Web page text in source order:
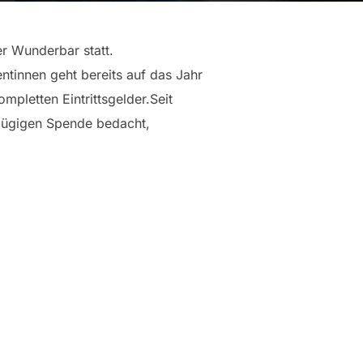
Wunderbar statt.
geht bereits auf das Jahr
Eintrittsgelder.Seit
Spende bedacht,